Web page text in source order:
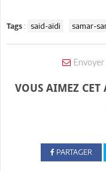
Tags : said-aïdi samar-
Envoyer
VOUS AIMEZ CET
PARTAGER